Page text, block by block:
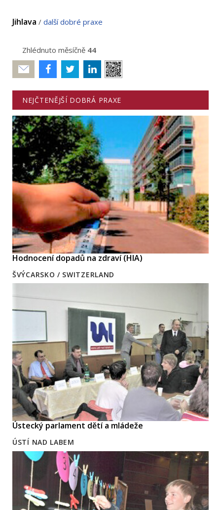
Jihlava / další dobré praxe
Zhlédnuto měsíčně 44
Poslat
NEJČTENĚJŠÍ DOBRÁ PRAXE
Hodnocení dopadů na zdraví (HIA)
ŠVÝCARSKO / SWITZERLAND
Ústecký parlament dětí a mládeže
ÚSTÍ NAD LABEM